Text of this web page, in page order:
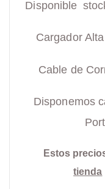
Disponible
Cargador
Cable de
Disponemos
Estos
tienda